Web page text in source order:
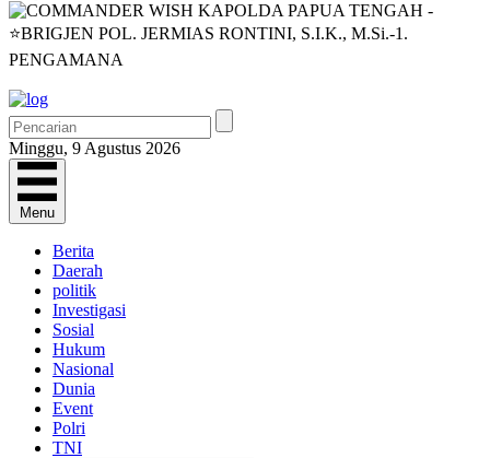
Minggu, 9 Agustus 2026
Menu
Berita
Daerah
politik
Investigasi
Sosial
Hukum
Nasional
Dunia
Event
Polri
TNI